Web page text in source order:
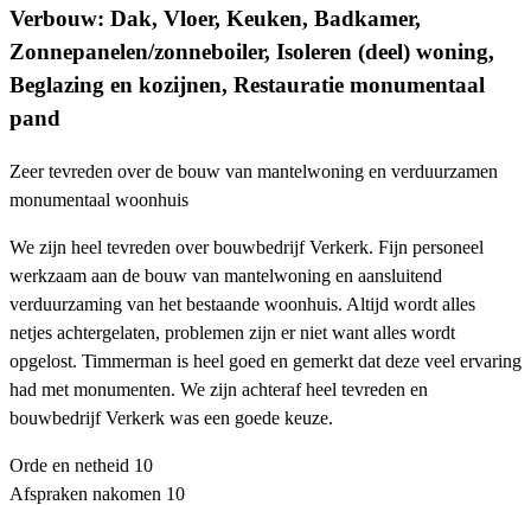
Verbouw: Dak, Vloer, Keuken, Badkamer,
Zonnepanelen/zonneboiler, Isoleren (deel) woning,
Beglazing en kozijnen, Restauratie monumentaal
pand
Zeer tevreden over de bouw van mantelwoning en verduurzamen
monumentaal woonhuis
We zijn heel tevreden over bouwbedrijf Verkerk. Fijn personeel
werkzaam aan de bouw van mantelwoning en aansluitend
verduurzaming van het bestaande woonhuis. Altijd wordt alles
netjes achtergelaten, problemen zijn er niet want alles wordt
opgelost. Timmerman is heel goed en gemerkt dat deze veel ervaring
had met monumenten. We zijn achteraf heel tevreden en
bouwbedrijf Verkerk was een goede keuze.
Orde en netheid 10
Afspraken nakomen 10